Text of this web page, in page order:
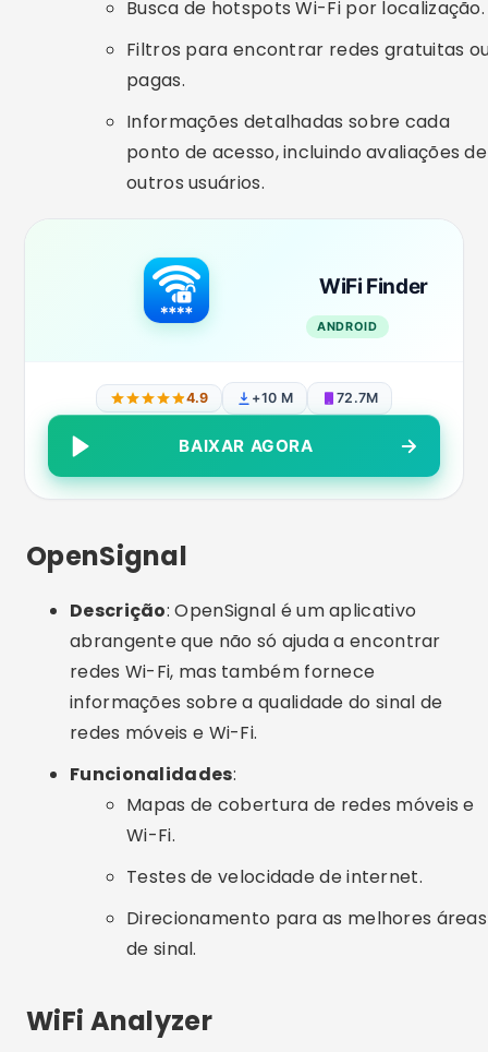
WiFi Finder
ANDROID
4.9 +10 M 72.7M
BAIXAR AGORA
OpenSignal
: OpenSignal é um aplicativo
redes Wi-Fi, mas também fornece
informações sobre a qualidade do sinal de
redes móveis e Wi-Fi.
Wi-Fi.
Testes de velocidade de internet.
Direcionamento para as melhores áreas
de sinal.
WiFi Analyzer
Descrição: WiFi Analyzer é um aplicativo que
ajuda a otimizar sua conexão Wi-Fi, analisando
os canais de redes próximas para evitar
Funcionalidades
Gráficos de intensidade de sinal.